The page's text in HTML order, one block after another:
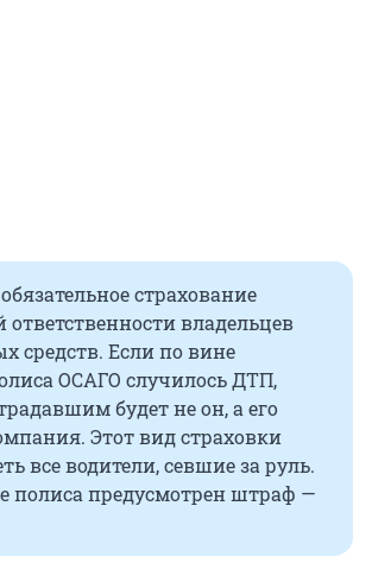
страхование
владельцев
средств. Если по вине
ОСАГО случилось ДТП,
будет не он, а его
Этот вид страховки
все водители, севшие за руль.
полиса предусмотрен штраф —